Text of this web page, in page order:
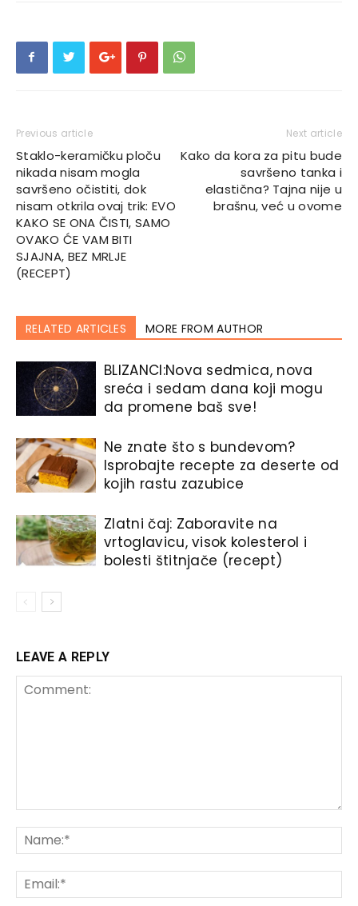
Previous article
Staklo-keramičku ploču
nikada nisam mogla
savršeno očistiti, dok
nisam otkrila ovaj trik: EVO
KAKO SE ONA ČISTI, SAMO
OVAKO ĆE VAM BITI
SJAJNA, BEZ MRLJE
(RECEPT)
Next article
Kako da kora za pitu bude
savršeno tanka i
elastična? Tajna nije u
brašnu, već u ovome
RELATED ARTICLES MORE FROM AUTHOR
BLIZANCI:Nova sedmica, nova
sreća i sedam dana koji mogu
da promene baš sve!
Ne znate što s bundevom?
Isprobajte recepte za deserte od
kojih rastu zazubice
Zlatni čaj: Zaboravite na
vrtoglavicu, visok kolesterol i
bolesti štitnjače (recept)
LEAVE A REPLY